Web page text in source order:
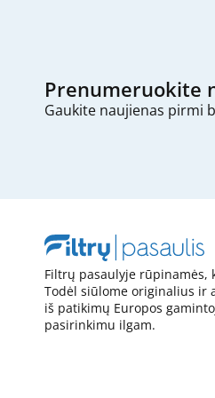
Prenumeruokite
Gaukite naujienas pirmi
Filtrų pasaulyje rūpinamės,
Todėl siūlome originalius ir
iš patikimų Europos
pasirinkimu ilgam.